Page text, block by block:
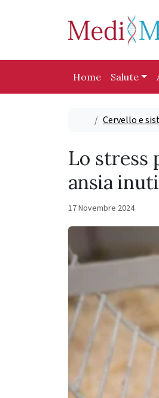
Home Salute
Home
Cervello e
Lo stress
ansia
17 Novembre 2024